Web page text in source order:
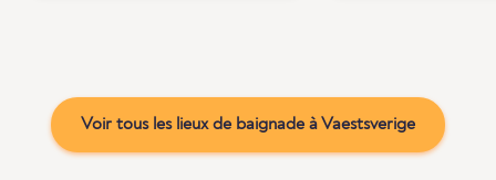
Voir tous les lieux de baignade à Vaestsverige